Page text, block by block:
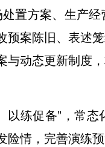
置方案、生产
案陈旧、表述
动态更新制度
练促备”，常
情，完善演练